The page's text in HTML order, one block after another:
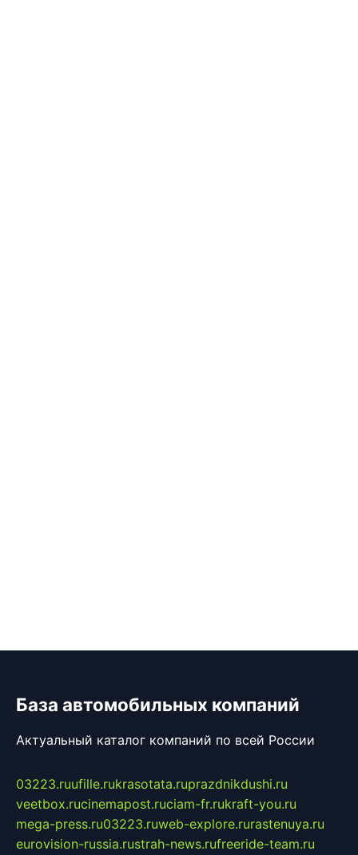
База автомобильных компаний
Актуальный каталог компаний по всей России
03223.ruufille.rukrasotata.ruprazdnikdushi.ru
veetbox.rucinemapost.ruciam-fr.rukraft-you.ru
mega-press.ru03223.ruweb-explore.rurastenuya.ru
eurovision-russia.rustrah-news.rufreeride-team.ru